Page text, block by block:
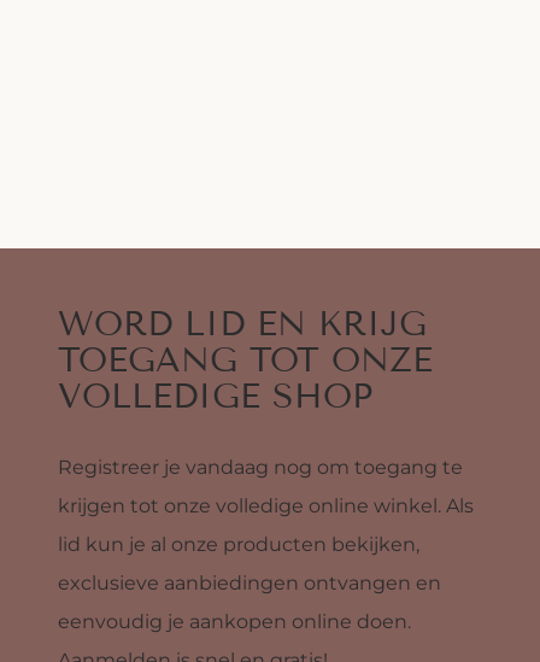
WORD LID EN KRIJG
TOEGANG TOT ONZE
VOLLEDIGE SHOP
Registreer je vandaag nog om toegang te
krijgen tot onze volledige online winkel. Als
lid kun je al onze producten bekijken,
exclusieve aanbiedingen ontvangen en
eenvoudig je aankopen online doen.